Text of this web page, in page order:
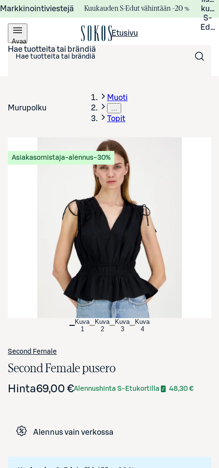
Markkinointiviestejä Kuukauden S-Edut vähintään –20 %
S-
Avaa
valikko
Etusivu
Hae tuotteita tai brändiä
Murupolku
Muoti
…
Topit
Avaa tuotekuva suurennettuna
Asiakasomistaja-alennus−30%
Kuva
1
Kuva
2
Kuva
3
Kuva
4
Second Female
Second Female pusero
Hinta69,00 €Alennushinta S-Etukortilla 48,30 €
Alennus vain verkossa